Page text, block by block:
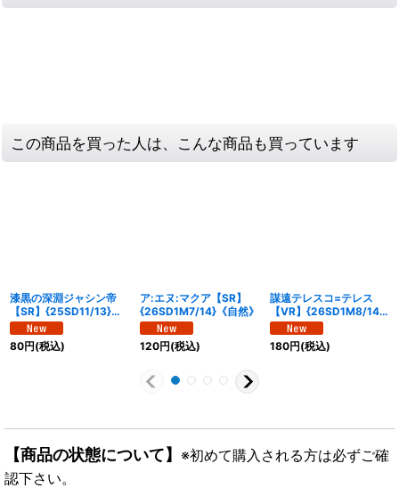
この商品を買った人は、こんな商品も買っています
漆黒の深淵ジャシン帝
【SR】{25SD11/13}
《闇》
80円(税込)
ア:エヌ:マクア【SR】
{26SD1M7/14}《自然》
120円(税込)
謀遠テレスコ=テレス
【VR】{26SD1M8/14}
《闇》
180円(税込)
【商品の状態について】 ※初めて購入される方は必ずご確
認下さい。